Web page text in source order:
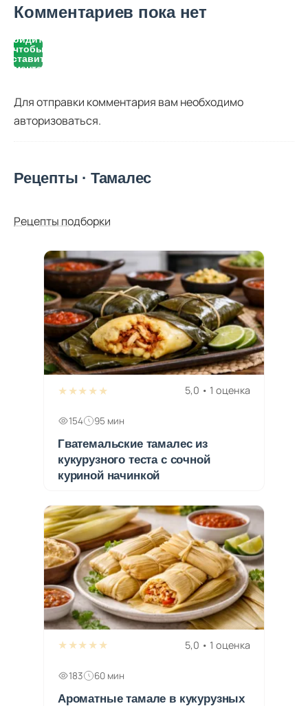
Комментариев пока нет
Войдите,
чтобы
оставить
Для отправки комментария вам необходимо
авторизоваться.
Рецепты · Тамалес
Рецепты подборки
★★★★★ 5,0 • 1 оценка
154 95 мин
Гватемальские тамалес из
кукурузного теста с сочной
куриной начинкой
★★★★★ 5,0 • 1 оценка
183 60 мин
Ароматные тамале в кукурузных